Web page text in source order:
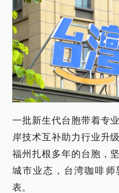
一批新生代台胞带着专
岸技术互补助力行业升
福州扎根多年的台胞，
城市业态，台湾咖啡
表。